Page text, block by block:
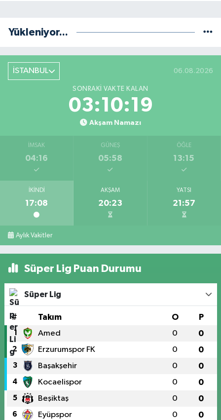
Yükleniyor...
İSTANBUL 06.08.2026
SONRAKI VAKTE KALAN
03:10:19
Akşam Namazı
İMSAK
04:16
GÜNEŞ
05:58
ÖĞLE
13:15
İKINDI
17:08
AKŞAM
20:23
YATSI
21:57
Aylık Vakitler
Süper Lig Puan Durumu
Süper Lig
# Takım O P
1 Amed 0 0
2 Erzurumspor FK 0 0
3 Başakşehir 0 0
4 Kocaelispor 0 0
5 Beşiktaş 0 0
6 Eyüpspor 0 0